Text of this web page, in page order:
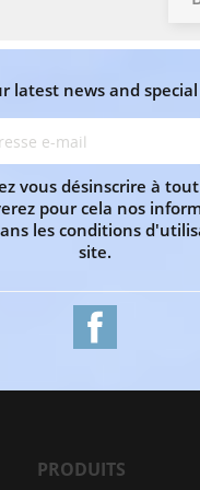
latest news and special
vous désinscrire à
pour cela nos
les conditions
site.
PRODUITS